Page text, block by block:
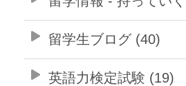
留学生ブログ (40)
英語力検定試験 (19)